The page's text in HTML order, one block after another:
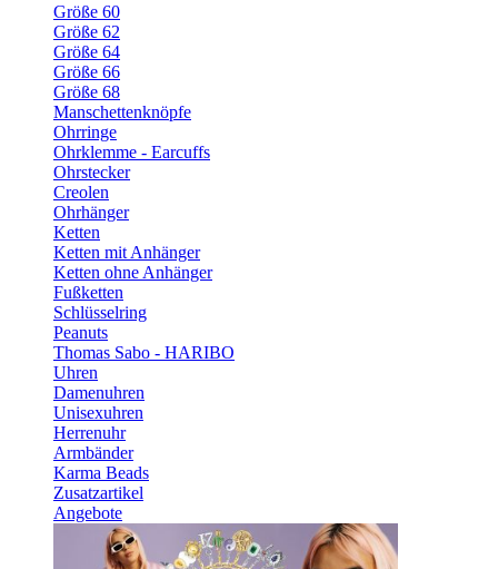
Größe 60
Größe 62
Größe 64
Größe 66
Größe 68
Manschettenknöpfe
Ohrringe
Ohrklemme - Earcuffs
Ohrstecker
Creolen
Ohrhänger
Ketten
Ketten mit Anhänger
Ketten ohne Anhänger
Fußketten
Schlüsselring
Peanuts
Thomas Sabo - HARIBO
Uhren
Damenuhren
Unisexuhren
Herrenuhr
Armbänder
Karma Beads
Zusatzartikel
Angebote